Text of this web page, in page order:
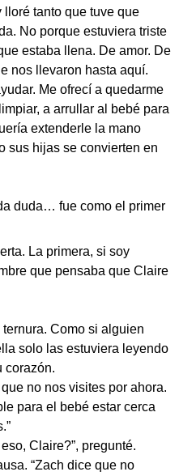
lloré tanto que tuve que
No porque estuviera triste
estaba llena. De amor. De
nos llevaron hasta aquí.
Me ofrecí a quedarme
a arrullar al bebé para
extenderle la mano
sus hijas se convierten en
duda… fue como el primer
La primera, si soy
que pensaba que Claire
Como si alguien
solo las estuviera leyendo
corazón.
no nos visites por ahora.
para el bebé estar cerca
Claire?”, pregunté.
“Zach dice que no